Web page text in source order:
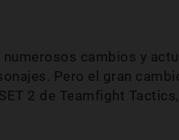
cambios y
Pero el gran
2 de Teamfight